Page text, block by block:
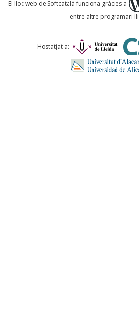
Comentari *
El lloc web de Softcatalà funciona gràcies a
entre altre programari
Hostatjat a: